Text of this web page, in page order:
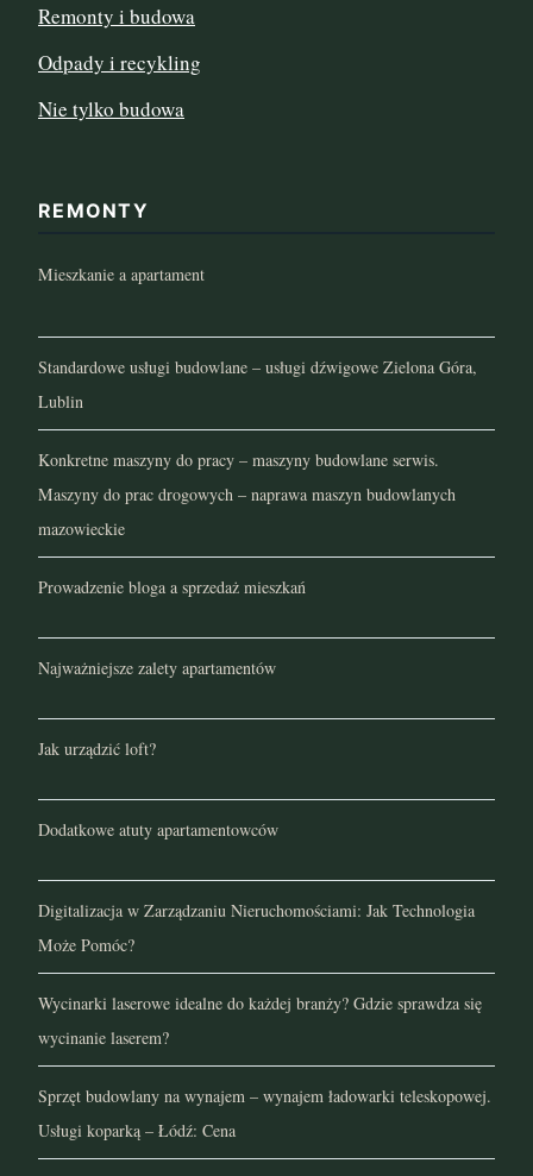
Remonty i budowa
Odpady i recykling
Nie tylko budowa
REMONTY
Mieszkanie a apartament
Standardowe usługi budowlane – usługi dźwigowe Zielona Góra,
Lublin
Konkretne maszyny do pracy – maszyny budowlane serwis.
Maszyny do prac drogowych – naprawa maszyn budowlanych
mazowieckie
Prowadzenie bloga a sprzedaż mieszkań
Najważniejsze zalety apartamentów
Jak urządzić loft?
Dodatkowe atuty apartamentowców
Digitalizacja w Zarządzaniu Nieruchomościami: Jak Technologia
Może Pomóc?
Wycinarki laserowe idealne do każdej branży? Gdzie sprawdza się
wycinanie laserem?
Sprzęt budowlany na wynajem – wynajem ładowarki teleskopowej.
Usługi koparką – Łódź: Cena